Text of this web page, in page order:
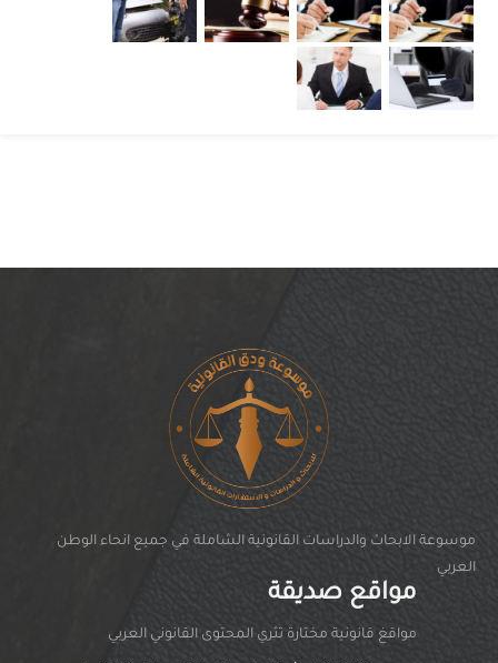
موسوعة الابحاث والدراسات القانونية الشاملة في جميع انحاء الوطن
العربي
مواقع صديقة
مواقغ قانونية مختارة تثري المحتوى القانوني العربي